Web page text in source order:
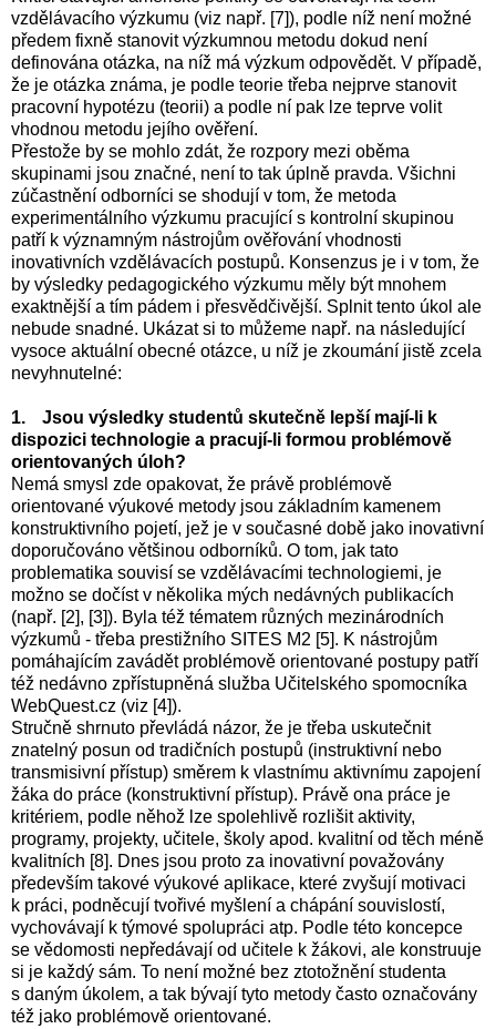
vzdělávacího výzkumu (viz např. [7]), podle níž není možné
předem fixně stanovit výzkumnou metodu dokud není
definována otázka, na níž má výzkum odpovědět. V případě,
že je otázka známa, je podle teorie třeba nejprve stanovit
pracovní hypotézu (teorii) a podle ní pak lze teprve volit
vhodnou metodu jejího ověření.
Přestože by se mohlo zdát, že rozpory mezi oběma
skupinami jsou značné, není to tak úplně pravda. Všichni
zúčastnění odborníci se shodují v tom, že metoda
experimentálního výzkumu pracující s kontrolní skupinou
patří k významným nástrojům ověřování vhodnosti
inovativních vzdělávacích postupů. Konsenzus je i v tom, že
by výsledky pedagogického výzkumu měly být mnohem
exaktnější a tím pádem i přesvědčivější. Splnit tento úkol ale
nebude snadné. Ukázat si to můžeme např. na následující
vysoce aktuální obecné otázce, u níž je zkoumání jistě zcela
nevyhnutelné:
1.
Jsou výsledky studentů skutečně lepší mají-li k
dispozici technologie a pracují-li formou problémově
orientovaných úloh?
Nemá smysl zde opakovat, že právě problémově
orientované výukové metody jsou základním kamenem
konstruktivního pojetí, jež je v současné době jako inovativní
doporučováno většinou odborníků. O tom, jak tato
problematika souvisí se vzdělávacími technologiemi, je
možno se dočíst v několika mých nedávných publikacích
(např. [2], [3]). Byla též tématem různých mezinárodních
výzkumů - třeba prestižního SITES M2 [5]. K nástrojům
pomáhajícím zavádět problémově orientované postupy patří
též nedávno zpřístupněná služba Učitelského spomocníka
WebQuest.cz (viz [4]).
Stručně shrnuto převládá názor, že je třeba uskutečnit
znatelný posun od tradičních postupů (instruktivní nebo
transmisivní přístup) směrem k vlastnímu aktivnímu zapojení
žáka do práce (konstruktivní přístup). Právě ona práce je
kritériem, podle něhož lze spolehlivě rozlišit aktivity,
programy, projekty, učitele, školy apod. kvalitní od těch méně
kvalitních [8]. Dnes jsou proto za inovativní považovány
především takové výukové aplikace, které zvyšují motivaci
k práci, podněcují tvořivé myšlení a chápání souvislostí,
vychovávají k týmové spolupráci atp. Podle této koncepce
se vědomosti nepředávají od učitele k žákovi, ale konstruuje
si je každý sám. To není možné bez ztotožnění studenta
s daným úkolem, a tak bývají tyto metody často označovány
též jako problémově orientované.